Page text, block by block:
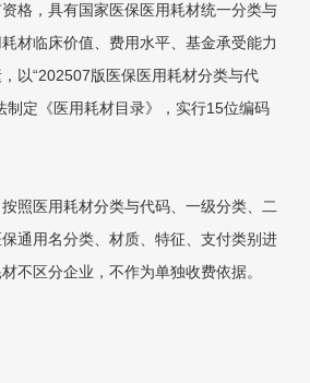
格，具有国家医保医用耗材统一分类与
材临床价值、费用水平、基金承受能力
以“202507版医保医用耗材分类与代
制定《医用耗材目录》，实行15位编码
医用耗材分类与代码、一级分类、二
通用名分类、材质、特征、支付类别进
不区分企业，不作为单独收费依据。